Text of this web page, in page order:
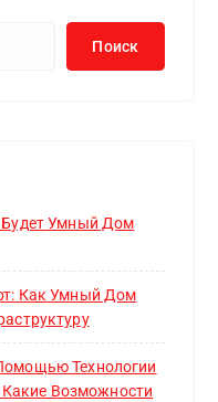
Поиск
Умный Дом
Как Умный Дом
Технологии
Возможности